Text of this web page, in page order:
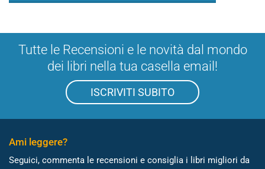
Tutte le Recensioni e le novità dal mondo
dei libri nella tua casella email!
ISCRIVITI SUBITO
Ami leggere?
Seguici, commenta le recensioni e consiglia i libri migliori da